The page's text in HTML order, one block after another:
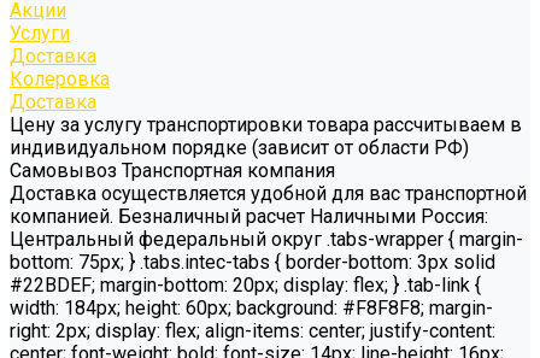
Акции
Услуги
Доставка
Колеровка
Доставка
Цену за услугу транспортировки товара рассчитываем в
индивидуальном порядке (зависит от области РФ)
Самовывоз Транспортная компания
Доставка осуществляется удобной для вас транспортной
компанией. Безналичный расчет Наличными Россия:
Центральный федеральный округ .tabs-wrapper { margin-
bottom: 75px; } .tabs.intec-tabs { border-bottom: 3px solid
#22BDEF; margin-bottom: 20px; display: flex; } .tab-link {
width: 184px; height: 60px; background: #F8F8F8; margin-
right: 2px; display: flex; align-items: center; justify-content: